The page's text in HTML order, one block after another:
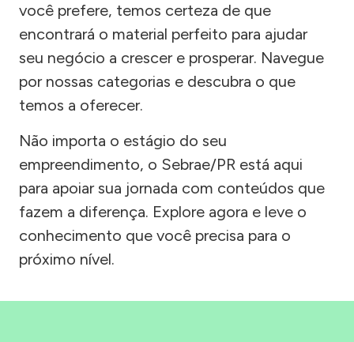
você prefere, temos certeza de que
encontrará o material perfeito para ajudar
seu negócio a crescer e prosperar. Navegue
por nossas categorias e descubra o que
temos a oferecer.
Não importa o estágio do seu
empreendimento, o Sebrae/PR está aqui
para apoiar sua jornada com conteúdos que
fazem a diferença. Explore agora e leve o
conhecimento que você precisa para o
próximo nível.